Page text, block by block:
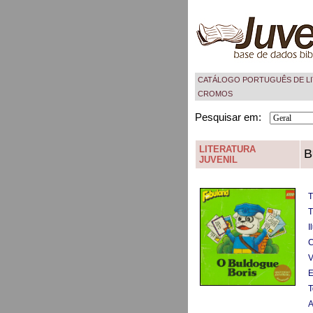
CATÁLOGO PORTUGUÊS DE
CROMOS
Pesquisar em:
LITERATURA
JUVENIL